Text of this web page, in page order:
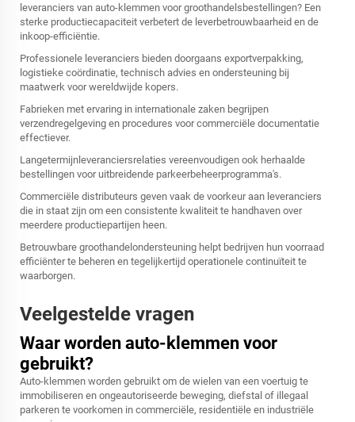
leveranciers van auto-klemmen voor groothandelsbestellingen? Een
sterke productiecapaciteit verbetert de leverbetrouwbaarheid en de
inkoop-efficiëntie.
Professionele leveranciers bieden doorgaans exportverpakking,
logistieke coördinatie, technisch advies en ondersteuning bij
maatwerk voor wereldwijde kopers.
Fabrieken met ervaring in internationale zaken begrijpen
verzendregelgeving en procedures voor commerciële documentatie
effectiever.
Langetermijnleveranciersrelaties vereenvoudigen ook herhaalde
bestellingen voor uitbreidende parkeerbeheerprogramma's.
Commerciële distributeurs geven vaak de voorkeur aan leveranciers
die in staat zijn om een consistente kwaliteit te handhaven over
meerdere productiepartijen heen.
Betrouwbare groothandelondersteuning helpt bedrijven hun voorraad
efficiënter te beheren en tegelijkertijd operationele continuïteit te
waarborgen.
Veelgestelde vragen
Waar worden auto-klemmen voor
gebruikt?
Auto-klemmen worden gebruikt om de wielen van een voertuig te
immobiliseren en ongeautoriseerde beweging, diefstal of illegaal
parkeren te voorkomen in commerciële, residentiële en industriële